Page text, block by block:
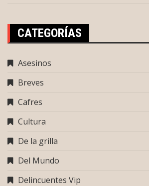
CATEGORÍAS
Asesinos
Breves
Cafres
Cultura
De la grilla
Del Mundo
Delincuentes Vip